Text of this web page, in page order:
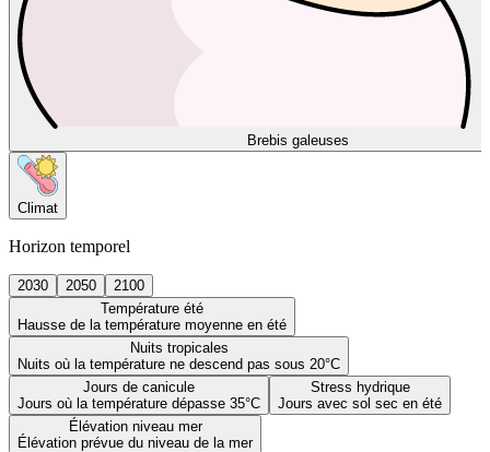
Brebis galeuses
Climat
Horizon temporel
2030 2050
2100
Température été
Hausse de la température moyenne en été
Nuits tropicales
Nuits où la température ne descend pas sous 20°C
Jours de canicule
Jours où la température dépasse 35°C
Stress hydrique
Jours avec sol sec en été
Élévation niveau mer
Élévation prévue du niveau de la mer